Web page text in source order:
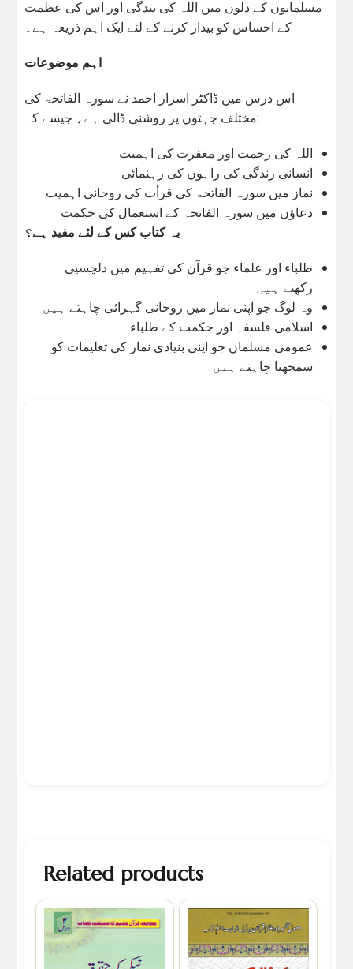
مسلمانوں کے دلوں میں اللہ کی بندگی اور اس کی عظمت
کے احساس کو بیدار کرنے کے لئے ایک اہم ذریعہ ہے۔
اہم موضوعات
اس درس میں ڈاکٹر اسرار احمد نے سورہ الفاتحۃ کی
مختلف جہتوں پر روشنی ڈالی ہے، جیسے کہ:
اللہ کی رحمت اور مغفرت کی اہمیت
انسانی زندگی کی راہوں کی رہنمائی
نماز میں سورہ الفاتحۃ کی قرأت کی روحانی اہمیت
دعاؤں میں سورہ الفاتحۃ کے استعمال کی حکمت
یہ کتاب کس کے لئے مفید ہے؟
طلباء اور علماء جو قرآن کی تفہیم میں دلچسپی
رکھتے ہیں
وہ لوگ جو اپنی نماز میں روحانی گہرائی چاہتے ہیں
اسلامی فلسفہ اور حکمت کے طلباء
عمومی مسلمان جو اپنی بنیادی نماز کی تعلیمات کو
سمجھنا چاہتے ہیں
Related products